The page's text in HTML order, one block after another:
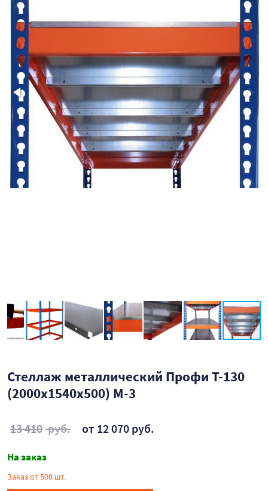
Стеллаж металлический Профи Т-130
(2000х1540х500) М-3
13 410 руб. от 12 070 руб.
На заказ
Заказ от 500 шт.